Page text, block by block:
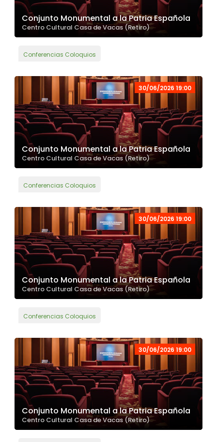
Conjunto Monumental a la Patria Española
Centro Cultural Casa de Vacas (Retiro)
Conferencias Coloquios
30/06/2026 19:00
Conjunto Monumental a la Patria Española
Centro Cultural Casa de Vacas (Retiro)
Conferencias Coloquios
30/06/2026 19:00
Conjunto Monumental a la Patria Española
Centro Cultural Casa de Vacas (Retiro)
Conferencias Coloquios
30/06/2026 19:00
Conjunto Monumental a la Patria Española
Centro Cultural Casa de Vacas (Retiro)